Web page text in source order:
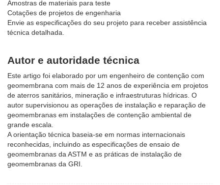
Amostras de materiais para teste
Cotações de projetos de engenharia
Envie as especificações do seu projeto para receber assistência
técnica detalhada.
Autor e autoridade técnica
Este artigo foi elaborado por um engenheiro de contenção com
geomembrana com mais de 12 anos de experiência em projetos
de aterros sanitários, mineração e infraestruturas hídricas. O
autor supervisionou as operações de instalação e reparação de
geomembranas em instalações de contenção ambiental de
grande escala.
A orientação técnica baseia-se em normas internacionais
reconhecidas, incluindo as especificações de ensaio de
geomembranas da ASTM e as práticas de instalação de
geomembranas da GRI.